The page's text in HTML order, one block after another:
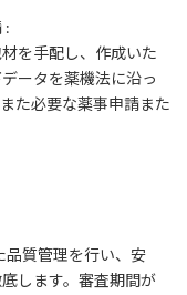
:
を手配し、作成いた
ータを薬機法に沿っ
た必要な薬事申請また
品質管理を行い、安
します。審査期間が